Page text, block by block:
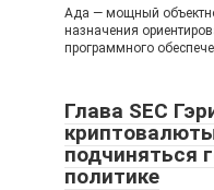
Ада — мощный
назначения
программного
Глава SEC
подчиняться
политике